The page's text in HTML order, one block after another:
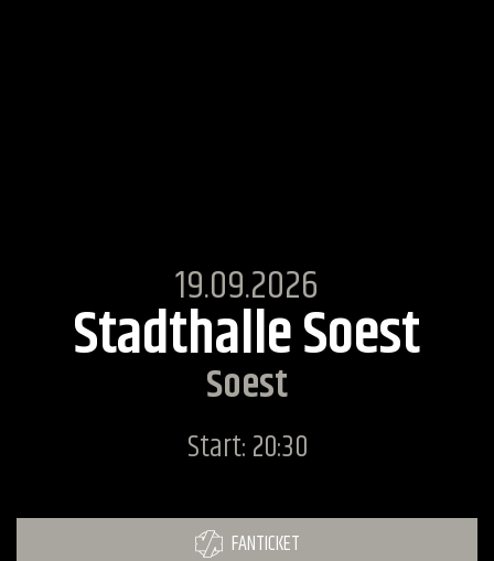
19.09.2026
Stadthalle Soest
Soest
Start: 20:30
FANTICKET